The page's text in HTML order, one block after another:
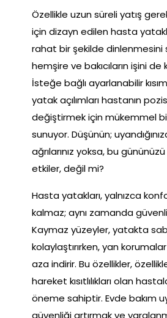
Özellikle uzun süreli yatış
için dizayn edilen hasta
rahat bir şekilde dinlenmesini
hemşire ve bakıcıların işini de
İsteğe bağlı ayarlanabilir
yatak açılımları hastanın
değiştirmek için mükemmel
sunuyor. Düşünün;
ağrılarınız yoksa, bu
etkiler, değil mi?
Hasta yatakları, yalnızca
kalmaz; aynı zamanda
Kaymaz yüzeyler, yatakta
kolaylaştırırken, yan
aza indirir. Bu özellikler,
hareket kısıtlılıkları olan
öneme sahiptir. Evde bakım